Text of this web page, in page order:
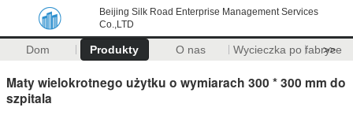
Beijing Silk Road Enterprise Management Services
Co.,LTD
Dom Produkty O nas Wycieczka po fabryce
>>
Maty wielokrotnego użytku o wymiarach 300 * 300 mm do
szpitala